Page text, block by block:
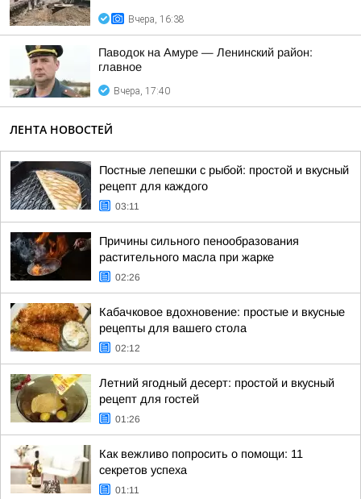
Вчера, 16:38
Паводок на Амуре — Ленинский район:
главное
Вчера, 17:40
ЛЕНТА НОВОСТЕЙ
Постные лепешки с рыбой: простой и вкусный
рецепт для каждого
03:11
Причины сильного пенообразования
растительного масла при жарке
02:26
Кабачковое вдохновение: простые и вкусные
рецепты для вашего стола
02:12
Летний ягодный десерт: простой и вкусный
рецепт для гостей
01:26
Как вежливо попросить о помощи: 11
секретов успеха
01:11